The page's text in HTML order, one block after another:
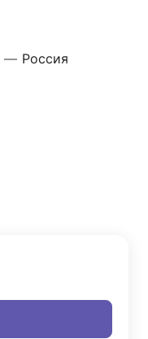
— Россия